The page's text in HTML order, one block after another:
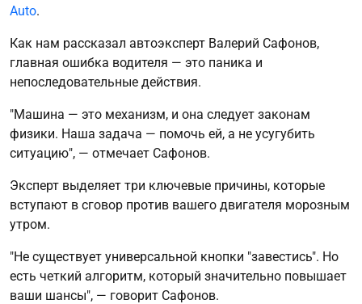
Auto.
Как нам рассказал автоэксперт Валерий Сафонов,
главная ошибка водителя — это паника и
непоследовательные действия.
"Машина — это механизм, и она следует законам
физики. Наша задача — помочь ей, а не усугубить
ситуацию", — отмечает Сафонов.
Эксперт выделяет три ключевые причины, которые
вступают в сговор против вашего двигателя морозным
утром.
"Не существует универсальной кнопки "завестись". Но
есть четкий алгоритм, который значительно повышает
ваши шансы", — говорит Сафонов.